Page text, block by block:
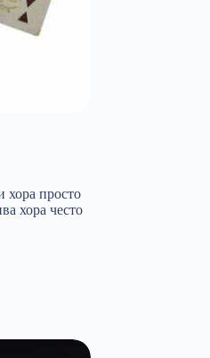
хора просто
хора често